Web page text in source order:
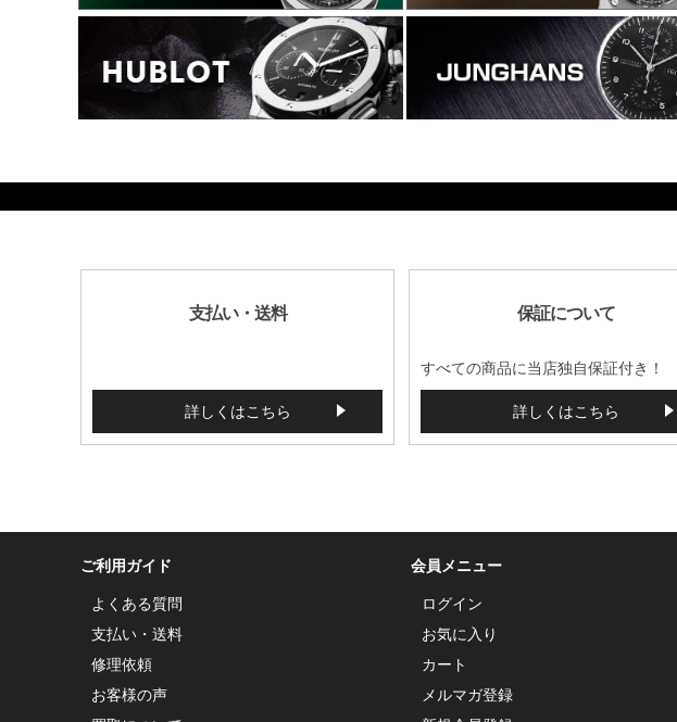
支払い・送料
詳しくはこちら
保証について
すべての商品に当店独自保証付き！
詳しくはこちら
ご利用ガイド
よくある質問
支払い・送料
修理依頼
お客様の声
会員メニュー
ログイン
お気に入り
カート
メルマガ登録